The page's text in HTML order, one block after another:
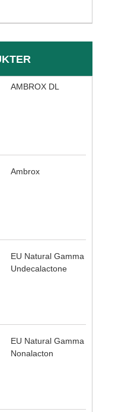
AMBROX DL
Ambrox
EU Natural Gamma
Undecalactone
EU Natural Gamma
Nonalacton